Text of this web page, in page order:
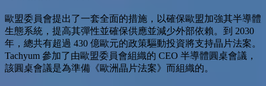
歐盟委員會提出了一套全面的措施，以確保歐盟加強其半導體
生態系統，提高其彈性並確保供應並減少外部依賴。到 2030
年，總共有超過 430 億歐元的政策驅動投資將支持晶片法案。
Tachyum 參加了由歐盟委員會組織的 CEO 半導體圓桌會議，
該圓桌會議是為準備《歐洲晶片法案》而組織的。